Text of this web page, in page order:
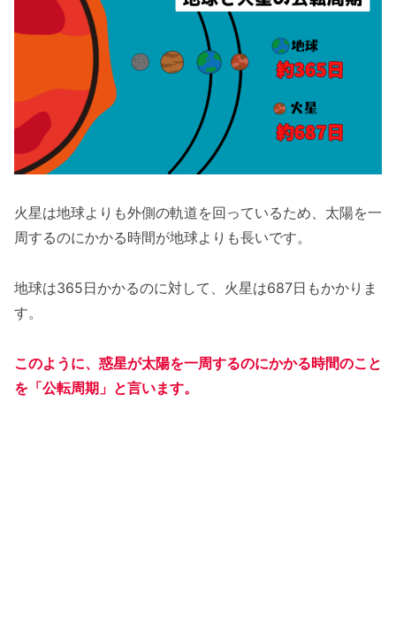
火星は地球よりも外側の軌道を回っているため、太陽を一
周するのにかかる時間が地球よりも長いです。
地球は365日かかるのに対して、火星は687日もかかりま
す。
このように、 惑星が太陽を一周するのにかかる時間のこと
を「公転周期」と言います。